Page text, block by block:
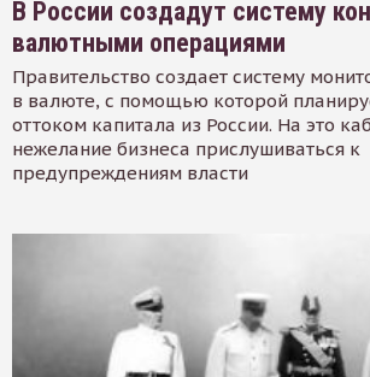
В России создадут систему
валютными операциями
Правительство создает систему
в валюте, с помощью которой
оттоком капитала из России. На это
нежелание бизнеса прислушиваться к
предупреждениям власти